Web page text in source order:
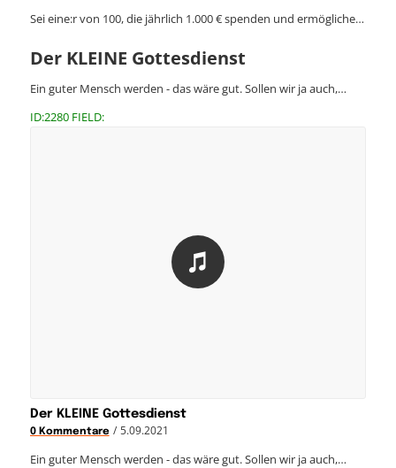
Sei eine:r von 100, die jährlich 1.000 € spenden und ermögliche…
Der KLEINE Gottesdienst
Ein guter Mensch werden - das wäre gut. Sollen wir ja auch,…
ID:2280 FIELD:
Der KLEINE Gottesdienst
0 Kommentare / 5.09.2021
Ein guter Mensch werden - das wäre gut. Sollen wir ja auch,…